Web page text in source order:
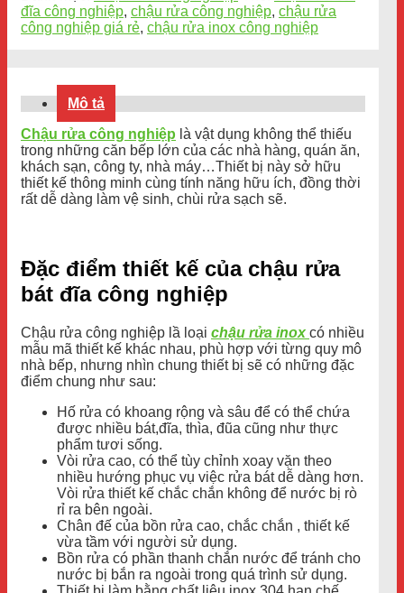
đĩa công nghiệp, chậu rửa công nghiệp, chậu rửa
công nghiệp giá rẻ, chậu rửa inox công nghiệp
Mô tả
Chậu rửa công nghiệp là vật dụng không thể thiếu
trong những căn bếp lớn của các nhà hàng, quán ăn,
khách sạn, công ty, nhà máy…Thiết bị này sở hữu
thiết kế thông minh cùng tính năng hữu ích, đồng thời
rất dễ dàng làm vệ sinh, chùi rửa sạch sẽ.
Đặc điểm thiết kế của chậu rửa
bát đĩa công nghiệp
Chậu rửa công nghiệp lầ loại chậu rửa inoxcó nhiều
mẫu mã thiết kế khác nhau, phù hợp với từng quy mô
nhà bếp, nhưng nhìn chung thiết bị sẽ có những đặc
điểm chung như sau:
Hố rửa có khoang rộng và sâu để có thể chứa
được nhiều bát,đĩa, thìa, đũa cũng như thực
phẩm tươi sống.
Vòi rửa cao, có thể tùy chỉnh xoay vặn theo
nhiều hướng phục vụ việc rửa bát dễ dàng hơn.
Vòi rửa thiết kế chắc chắn không để nước bị rò
rỉ ra bên ngoài.
Chân đế của bồn rửa cao, chắc chắn , thiết kế
vừa tầm với người sử dụng.
Bồn rửa có phần thanh chắn nước để tránh cho
nước bị bắn ra ngoài trong quá trình sử dụng.